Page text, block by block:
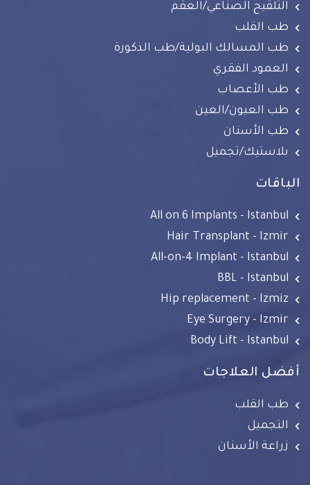
التلقيح الصناعي/العقم
طب القلب
طب المسالك البولية/طب الذكورة
العمود الفقري
طب الأعصاب
طب العيون/العين
طب الأسنان
بلاستيك/تجميل
الباقات
All on 6 Implants - Istanbul
Hair Transplant - Izmir
All-on-4 Implant - Istanbul
BBL - Istanbul
Hip replacement - Izmiz
Eye Surgery - Izmir
Body Lift - Istanbul
أفضل العلاجات
طب القلب
التجميل
زراعة الأسنان